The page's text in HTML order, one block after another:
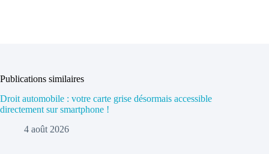
Publications similaires
Droit automobile : votre carte grise désormais accessible
directement sur smartphone !
4 août 2026